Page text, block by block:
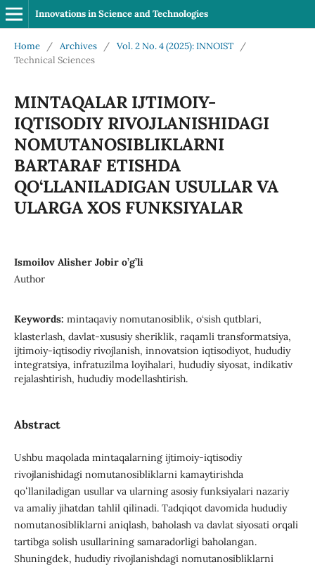
Innovations in Science and Technologies
Home / Archives / Vol. 2 No. 4 (2025): INNOIST
/
Technical Sciences
MINTAQALAR IJTIMOIY-
IQTISODIY RIVOJLANISHIDAGI
NOMUTANOSIBLIKLARNI
BARTARAF ETISHDA
QO‘LLANILADIGAN USULLAR VA
ULARGA XOS FUNKSIYALAR
Ismoilov Alisher Jobir o’g’li
Author
Keywords: mintaqaviy nomutanosiblik, o‘sish qutblari,
klasterlash, davlat-xususiy sheriklik, raqamli transformatsiya,
ijtimoiy-iqtisodiy rivojlanish, innovatsion iqtisodiyot, hududiy
integratsiya, infratuzilma loyihalari, hududiy siyosat, indikativ
rejalashtirish, hududiy modellashtirish.
Abstract
Ushbu maqolada mintaqalarning ijtimoiy-iqtisodiy
rivojlanishidagi nomutanosibliklarni kamaytirishda
qoʻllaniladigan usullar va ularning asosiy funksiyalari nazariy
va amaliy jihatdan tahlil qilinadi. Tadqiqot davomida hududiy
nomutanosibliklarni aniqlash, baholash va davlat siyosati orqali
tartibga solish usullarining samaradorligi baholangan.
Shuningdek, hududiy rivojlanishdagi nomutanosibliklarni